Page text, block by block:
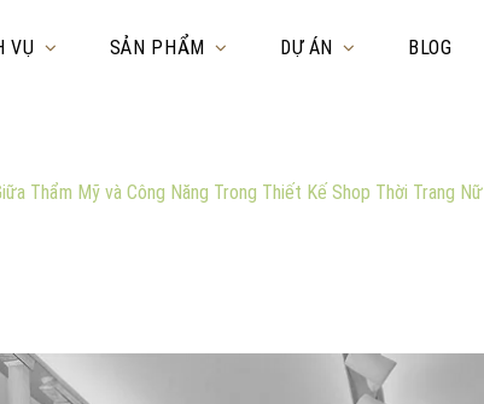
VỤ SẢN PHẨM DỰ ÁN BLOG
Thẩm Mỹ và Công Năng Trong Thiết Kế Shop Thời Trang Nữ